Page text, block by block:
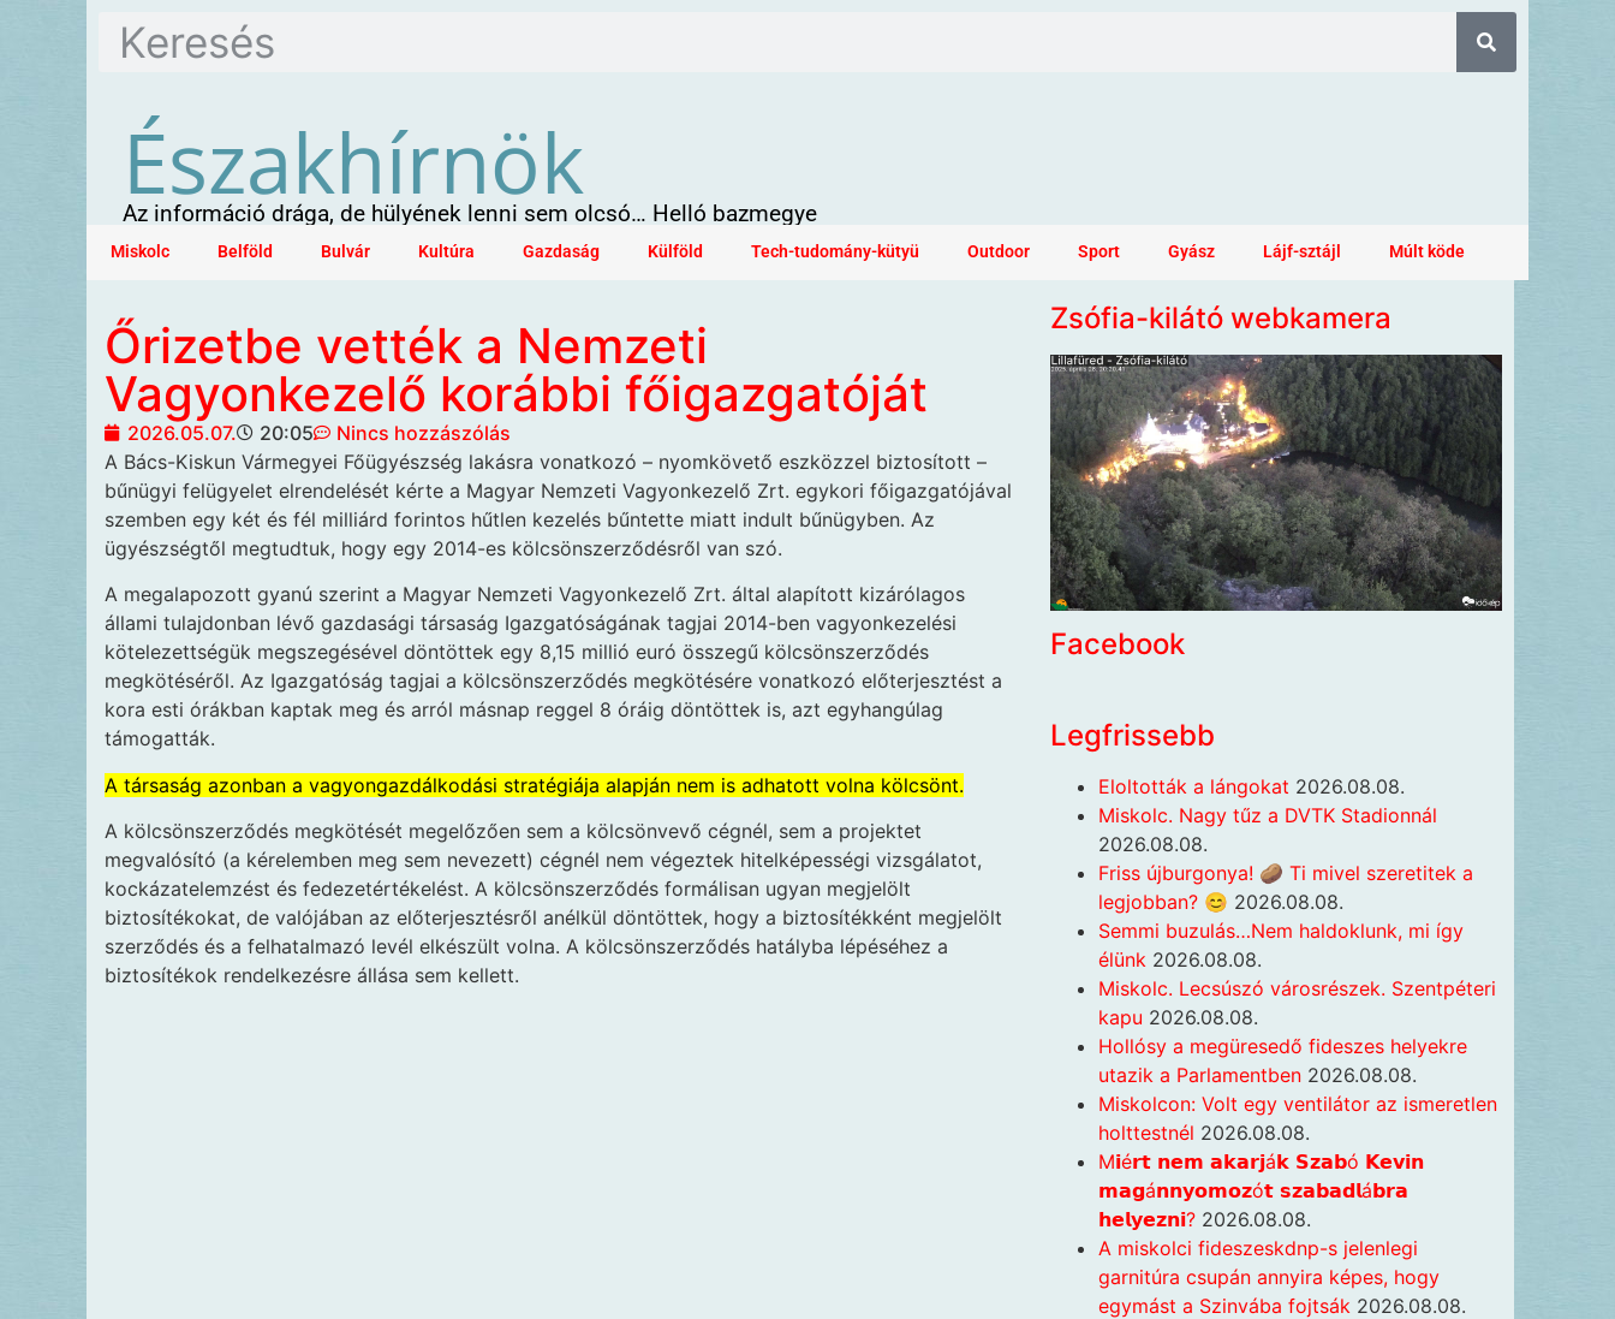
Északhírnök
Az információ drága, de hülyének lenni sem olcsó… Helló bazmegye
Miskolc Belföld Bulvár Kultúra Gazdaság Külföld Tech-tudomány-kütyü Outdoor Sport Gyász Lájf-sztájl Múlt köde
Őrizetbe vették a Nemzeti
Vagyonkezelő korábbi főigazgatóját
2026.05.07. 20:05
Nincs hozzászólás
A Bács-Kiskun Vármegyei Főügyészség lakásra vonatkozó – nyomkövető eszközzel biztosított –
bűnügyi felügyelet elrendelését kérte a Magyar Nemzeti Vagyonkezelő Zrt. egykori főigazgatójával
szemben egy két és fél milliárd forintos hűtlen kezelés bűntette miatt indult bűnügyben. Az
ügyészségtől megtudtuk, hogy egy 2014-es kölcsönszerződésről van szó.
A megalapozott gyanú szerint a Magyar Nemzeti Vagyonkezelő Zrt. által alapított kizárólagos
állami tulajdonban lévő gazdasági társaság Igazgatóságának tagjai 2014-ben vagyonkezelési
kötelezettségük megszegésével döntöttek egy 8,15 millió euró összegű kölcsönszerződés
megkötéséről. Az Igazgatóság tagjai a kölcsönszerződés megkötésére vonatkozó előterjesztést a
kora esti órákban kaptak meg és arról másnap reggel 8 óráig döntöttek is, azt egyhangúlag
támogatták.
A társaság azonban a vagyongazdálkodási stratégiája alapján nem is adhatott volna kölcsönt.
A kölcsönszerződés megkötését megelőzően sem a kölcsönvevő cégnél, sem a projektet
megvalósító (a kérelemben meg sem nevezett) cégnél nem végeztek hitelképességi vizsgálatot,
kockázatelemzést és fedezetértékelést. A kölcsönszerződés formálisan ugyan megjelölt
biztosítékokat, de valójában az előterjesztésről anélkül döntöttek, hogy a biztosítékként megjelölt
szerződés és a felhatalmazó levél elkészült volna. A kölcsönszerződés hatályba lépéséhez a
biztosítékok rendelkezésre állása sem kellett.
Zsófia-kilátó webkamera
Facebook
Legfrissebb
Eloltották a lángokat 2026.08.08.
Miskolc. Nagy tűz a DVTK Stadionnál
2026.08.08.
Friss újburgonya! 🥔 Ti mivel szeretitek a
legjobban? 😊 2026.08.08.
Semmi buzulás…Nem haldoklunk, mi így
élünk 2026.08.08.
Miskolc. Lecsúszó városrészek. Szentpéteri
kapu 2026.08.08.
Hollósy a megüresedő fideszes helyekre
utazik a Parlamentben 2026.08.08.
Miskolcon: Volt egy ventilátor az ismeretlen
holttestnél 2026.08.08.
M𝗶é𝗿𝘁 𝗻𝗲𝗺 𝗮𝗸𝗮𝗿𝗷á𝗸 𝗦𝘇𝗮𝗯ó 𝗞𝗲𝘃𝗶𝗻
𝗺𝗮𝗴á𝗻𝗻𝘆𝗼𝗺𝗼𝘇ó𝘁 𝘀𝘇𝗮𝗯𝗮𝗱𝗹á𝗯𝗿𝗮
𝗵𝗲𝗹𝘆𝗲𝘇𝗻𝗶? 2026.08.08.
A miskolci fideszeskdnp-s jelenlegi
garnitúra csupán annyira képes, hogy
egymást a Szinvába fojtsák 2026.08.08.